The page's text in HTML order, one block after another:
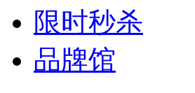
限时秒杀
品牌馆